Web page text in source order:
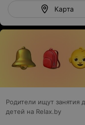
Карта
Родители ищут занятия
детей на Relax.by